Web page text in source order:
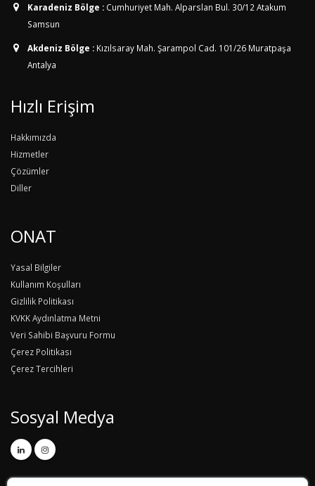
Karadeniz Bölge : Cumhuriyet Mah. Alparslan Bul. 30/12 Atakum
Samsun
Akdeniz Bölge : Kızılsaray Mah. Şarampol Cad. 101/26 Muratpaşa
Antalya
Hızlı Erişim
Hakkımızda
Hizmetler
Çözümler
Diller
ONAT
Yasal Bilgiler
Kullanım Koşulları
Gizlilik Politikası
KVKK Aydınlatma Metni
Veri Sahibi Başvuru Formu
Çerez Politikası
Çerez Tercihleri
Sosyal Medya